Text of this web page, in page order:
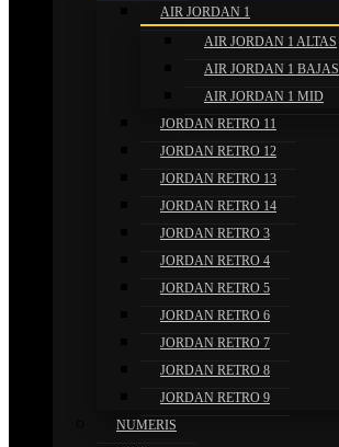
AIR JORDAN 1
AIR JORDAN 1 ALTAS
AIR JORDAN 1 BAJAS
AIR JORDAN 1 MID
JORDAN RETRO 11
JORDAN RETRO 12
JORDAN RETRO 13
JORDAN RETRO 14
JORDAN RETRO 3
JORDAN RETRO 4
JORDAN RETRO 5
JORDAN RETRO 6
JORDAN RETRO 7
JORDAN RETRO 8
JORDAN RETRO 9
NUMERIS